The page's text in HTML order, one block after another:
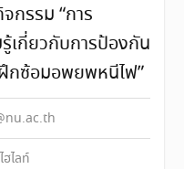
กรรม “การ
เกี่ยวกับการป้องกัน
กซ้อมอพยพหนีไฟ”
ไฮไลท์